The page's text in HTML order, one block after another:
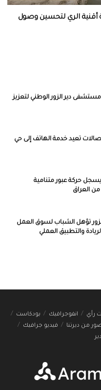
أقنية الري لتحسين وصول
دير الزور الوطني لتعزيز
عاماً.. الاتصالات تعيد خدمة الهاتف إلى حي
حركة عبور متنامية
من العراق
تؤهل الشباب لسوق العمل
والتطبيق العملي
رأي انفوجرافيك
بودكاست
من ديرتنا
فيديو جرافيك